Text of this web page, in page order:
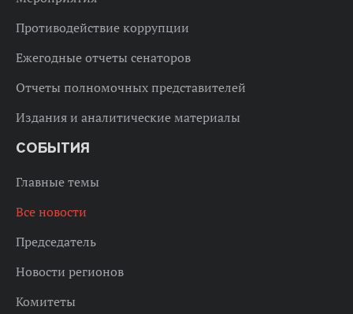
Противодействие коррупции
Ежегодные отчеты сенаторов
Отчеты полномочных представителей
Издания и аналитические материалы
СОБЫТИЯ
Главные темы
Все новости
Председатель
Новости регионов
Комитеты